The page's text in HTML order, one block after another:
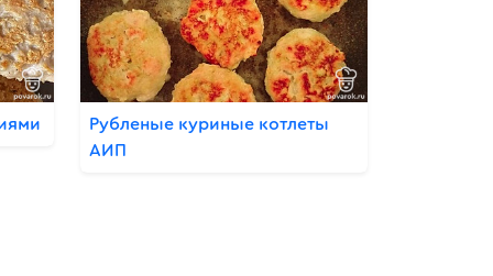
Рубленые куриные котлеты
АИП